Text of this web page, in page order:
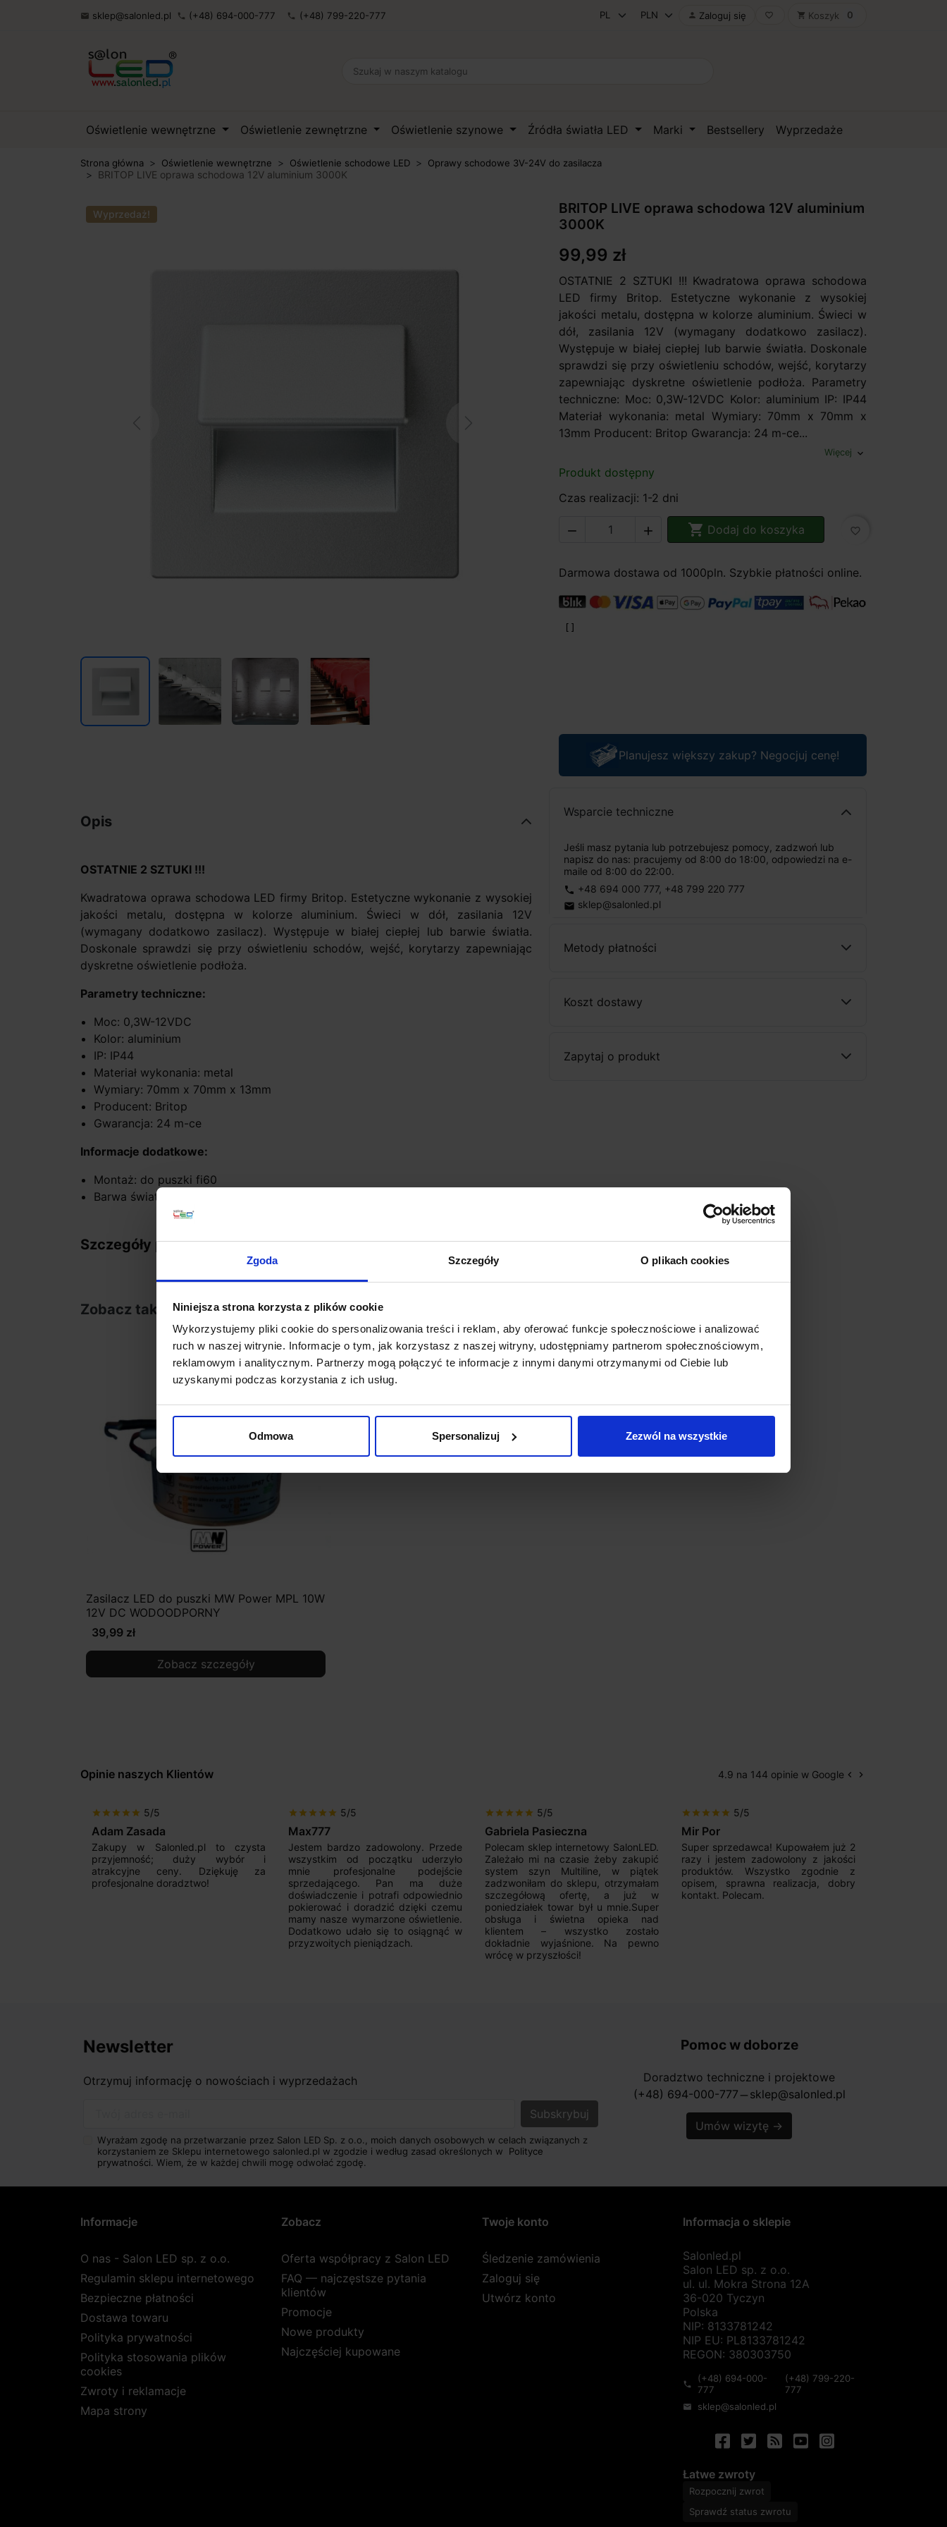
Zgoda Szczegóły O plikach cookies
Niniejsza strona korzysta z plików cookie
Wykorzystujemy pliki cookie do spersonalizowania treści i reklam, aby oferować funkcje społecznościowe i analizować
ruch w naszej witrynie. Informacje o tym, jak korzystasz z naszej witryny, udostępniamy partnerom społecznościowym,
reklamowym i analitycznym. Partnerzy mogą połączyć te informacje z innymi danymi otrzymanymi od Ciebie lub
uzyskanymi podczas korzystania z ich usług.
Odmowa Spersonalizuj Zezwól na wszystkie
 sklep@salonled.pl phone (+48) 694-000-777 phone (+48) 799-220-777  Zaloguj się favorite_border shopping_cart Koszyk 0
Oświetlenie wewnętrzne Oświetlenie zewnętrzne Oświetlenie szynowe Źródła światła LED Marki Bestsellery Wyprzedaże
Strona główna Oświetlenie wewnętrzne Oświetlenie schodowe LED Oprawy schodowe 3V-24V do zasilacza
BRITOP LIVE oprawa schodowa 12V aluminium 3000K
Wyprzedaż!
BRITOP LIVE oprawa schodowa 12V aluminium
3000K
99,99 zł
OSTATNIE 2 SZTUKI !!! Kwadratowa oprawa schodowa
LED firmy Britop. Estetyczne wykonanie z wysokiej
jakości metalu, dostępna w kolorze aluminium. Świeci w
dół, zasilania 12V (wymagany dodatkowo zasilacz).
Występuje w białej ciepłej lub barwie światła. Doskonale
sprawdzi się przy oświetleniu schodów, wejść, korytarzy
zapewniając dyskretne oświetlenie podłoża. Parametry
techniczne: Moc: 0,3W-12VDC Kolor: aluminium IP: IP44
Materiał wykonania: metal Wymiary: 70mm x 70mm x
13mm Producent: Britop Gwarancja: 24 m-ce...
Więcej expand_more
Produkt dostępny
Czas realizacji: 1-2 dni
   Dodaj do koszyka favorite_border
Darmowa dostawa od 1000pln. Szybkie płatności online.
Planujesz większy zakup? Negocjuj cenę!
Wsparcie techniczne
Jeśli masz pytania lub potrzebujesz pomocy, zadzwoń lub
napisz do nas: pracujemy od 8:00 do 18:00, odpowiedzi na e-
maile od 8:00 do 22:00.
phone +48 694 000 777, +48 799 220 777
email sklep@salonled.pl
Metody płatności
Koszt dostawy
Zapytaj o produkt
Opis
OSTATNIE 2 SZTUKI !!!
Kwadratowa oprawa schodowa LED firmy Britop. Estetyczne wykonanie z wysokiej
jakości metalu, dostępna w kolorze aluminium. Świeci w dół, zasilania 12V
(wymagany dodatkowo zasilacz). Występuje w białej ciepłej lub barwie światła.
Doskonale sprawdzi się przy oświetleniu schodów, wejść, korytarzy zapewniając
dyskretne oświetlenie podłoża.
Parametry techniczne:
Moc: 0,3W-12VDC
Kolor: aluminium
IP: IP44
Materiał wykonania: metal
Wymiary: 70mm x 70mm x 13mm
Producent: Britop
Gwarancja: 24 m-ce
Informacje dodatkowe:
Montaż: do puszki fi60
Barwa światła: biała ciepła 3000K
Szczegóły produktu
Zobacz także
Zasilacz LED do puszki MW Power MPL 10W
12V DC WODOODPORNY
39,99 zł
Zobacz szczegóły
Opinie naszych Klientów 4.9 na 144 opinie w Google Poprzedni
keyboard_arrow_left Następny
keyboard_arrow_right
star star star star star 5/5
Adam Zasada
Zakupy w Salonled.pl to czysta
przyjemność; duży wybór i
atrakcyjne ceny. Dziękuję za
profesjonalne doradztwo!
star star star star star 5/5
Max777
Jestem bardzo zadowolony. Przede
wszystkim od początku uderzyło
mnie profesjonalne podejście
sprzedającego. Pan ma duże
doświadczenie i potrafi odpowiednio
pokierować i doradzić dzięki czemu
mamy nasze wymarzone oświetlenie.
Dodatkowo udało się to osiągnąć w
przyzwoitych pieniądzach.
star star star star star 5/5
Gabriela Pasieczna
Polecam sklep internetowy SalonLED.
Zależało mi na czasie żeby zakupić
system szyn Multiline, w piątek
zadzwoniłam do sklepu, otrzymałam
szczegółową ofertę, a już w
poniedziałek towar był u mnie.Super
obsługa i świetna opieka nad
klientem – wszystko zostało
dokładnie wyjaśnione. Na pewno
wrócę w przyszłości!
star star star star star 5/5
Mir Por
Super sprzedawca! Kupowałem już 2
razy i jestem zadowolony z jakości
produktów. Wszystko zgodnie z
opisem, sprawna realizacja, dobry
kontakt. Polecam.
Newsletter
Otrzymuj informację o nowościach i wyprzedażach
Wyrażam zgodę na przetwarzanie przez Salon LED Sp. z o.o., moich danych osobowych w celach związanych z
korzystaniem ze Sklepu internetowego salonled.pl w zgodzie i według zasad określonych w Polityce
prywatności. Wiem, że w każdej chwili mogę odwołać zgodę.
Pomoc w doborze
Doradztwo techniczne i projektowe
(+48) 694-000-777 horizontal_rule sklep@salonled.pl
Umów wizytę →
Informacje
O nas - Salon LED sp. z o.o.
Regulamin sklepu internetowego
Bezpieczne płatności
Dostawa towaru
Polityka prywatności
Polityka stosowania plików
cookies
Zwroty i reklamacje
Mapa strony
Zobacz
Oferta współpracy z Salon LED
FAQ — najczęstsze pytania
klientów
Promocje
Nowe produkty
Najczęściej kupowane
Twoje konto
Śledzenie zamówienia
Zaloguj się
Utwórz konto
Informacja o sklepie
Salonled.pl
Salon LED sp. z o.o.
ul. ul. Mokra Strona 12A
36-020 Tyczyn
Polska
NIP: 8133781242
NIP EU: PL8133781242
REGON: 380303750
phone
(+48) 694-000-
777
(+48) 799-220-
777
mail sklep@salonled.pl
Łatwe zwroty
Rozpocznij zwrot
Sprawdź status zwrotu